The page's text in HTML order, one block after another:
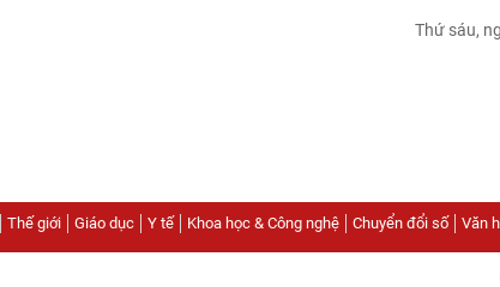
Thứ sáu,
Thế giới Giáo dục Y tế Khoa học & Công nghệ Chuyển đổi số Văn